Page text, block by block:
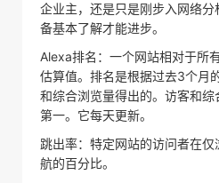
企业主，还是只是刚步入网络
备基本了解才能进步。
Alexa排名：一个网站相对于所
估算值。排名是根据过去3个月
和综合浏览量得出的。访客和
第一。它每天更新。
跳出率：特定网站的访问者在
航的百分比。